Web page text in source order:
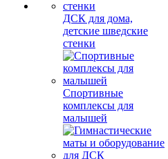
ДСК для дома,
детские шведские
стенки
Спортивные
комплексы для
малышей